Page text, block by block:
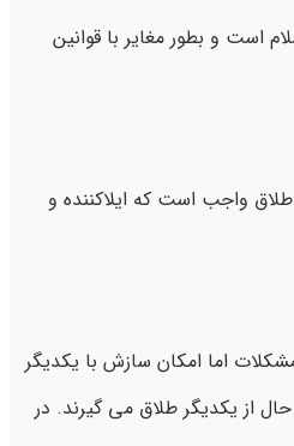
است و بطور مغایر با قوانین
واجب است که ایلاکننده و
اما امکان سازش با یکدیگر
حال از یکدیگر طلاق می گیرند. در